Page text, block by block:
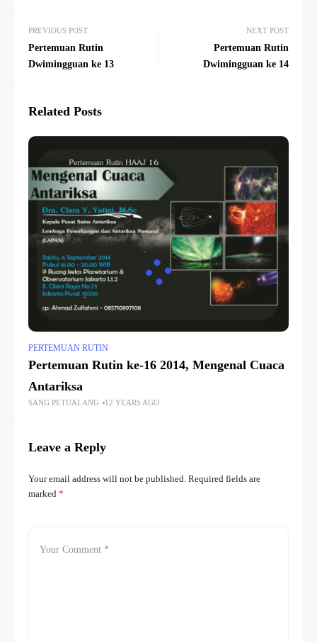
PREVIOUS POST
Pertemuan Rutin
Dwimingguan ke 13
NEXT POST
Pertemuan Rutin
Dwimingguan ke 14
Related Posts
PERTEMUAN RUTIN
Pertemuan Rutin ke-16 2014, Mengenal Cuaca
Antariksa
SANG PETUALANG 12 YEARS AGO
Leave a Reply
Your email address will not be published. Required fields are
marked *